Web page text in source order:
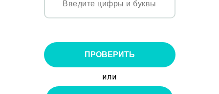
ПРОВЕРИТЬ
или